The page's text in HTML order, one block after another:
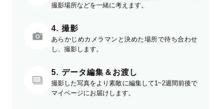
撮影場所などを一緒に考えます。
4. 撮影
あらかじめカメラマンと決めた場所で待ち合わせ
し、撮影します。
5. データ編集＆お渡し
撮影した写真をより素敵に編集して1~2週間前後で
マイページにお届けします。